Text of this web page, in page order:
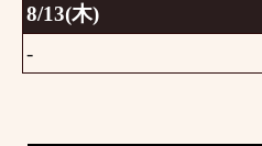
8/13(木)
-